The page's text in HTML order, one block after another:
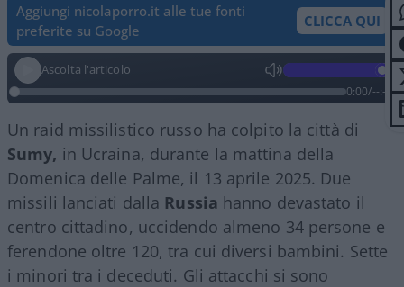
Aggiungi nicolaporro.it alle tue fonti
preferite su Google
CLICCA QUI
Ascolta l'articolo
0:00/--:--
Un raid missilistico russo ha colpito la città di
Sumy, in Ucraina, durante la mattina della
Domenica delle Palme, il 13 aprile 2025. Due
missili lanciati dalla Russia hanno devastato il
centro cittadino, uccidendo almeno 34 persone e
ferendone oltre 120, tra cui diversi bambini. Sette
i minori tra i deceduti. Gli attacchi si sono